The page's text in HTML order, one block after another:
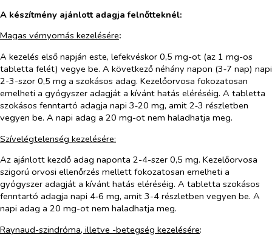
A készítmény ajánlott adagja felnőtteknél:
Magas vérnyomás kezelésére:
A kezelés első napján este, lefekvéskor 0,5 mg-ot (az 1 mg-os
tabletta felét) vegye be. A következő néhány napon (3‑7 nap) napi
2-3-szor 0,5 mg a szokásos adag. Kezelőorvosa fokozatosan
emelheti a gyógyszer adagját a kívánt hatás eléréséig. A tabletta
szokásos fenntartó adagja napi 3‑20 mg, amit 2‑3 részletben
vegyen be. A napi adag a 20 mg-ot nem haladhatja meg.
Szívelégtelenség kezelésére:
Az ajánlott kezdő adag naponta 2-4-szer 0,5 mg. Kezelőorvosa
szigorú orvosi ellenőrzés mellett fokozatosan emelheti a
gyógyszer adagját a kívánt hatás eléréséig. A tabletta szokásos
fenntartó adagja napi 4‑6 mg, amit 3-4 részletben vegyen be. A
napi adag a 20 mg-ot nem haladhatja meg.
Raynaud-szindróma, illetve -betegség kezelésére: